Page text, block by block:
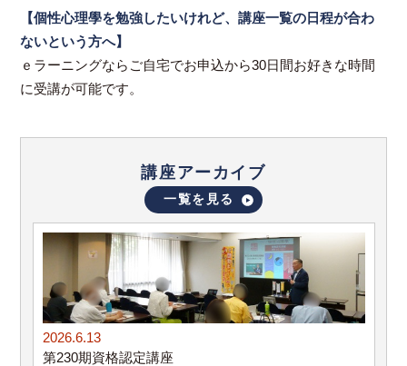
【個性心理學を勉強したいけれど、講座一覧の日程が合わ
ないという方へ】
ｅラーニングならご自宅でお申込から30日間お好きな時間
に受講が可能です。
講座アーカイブ
一覧を見る
2026.6.13
第230期資格認定講座